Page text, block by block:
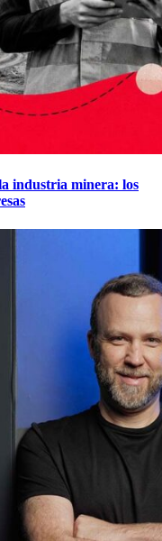
industria minera: los